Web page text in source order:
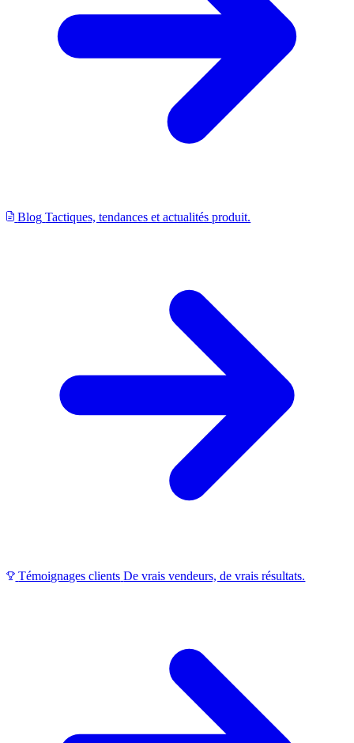
Blog Tactiques, tendances et actualités produit.
Témoignages clients De vrais vendeurs, de vrais résultats.